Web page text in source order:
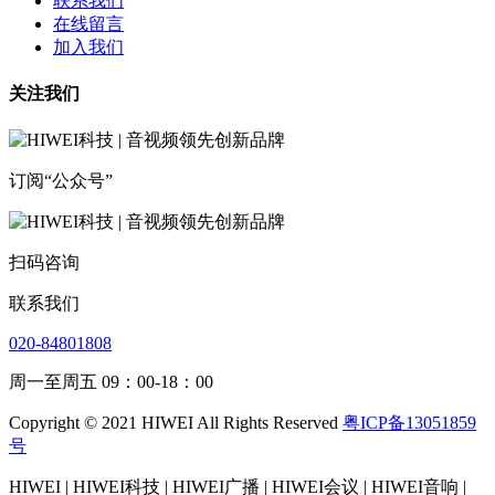
在线留言
加入我们
关注我们
订阅“公众号”
扫码咨询
联系我们
020-84801808
周一至周五 09：00-18：00
Copyright © 2021 HIWEI All Rights Reserved 粤ICP备13051859
号
HIWEI | HIWEI科技 | HIWEI广播 | HIWEI会议 | HIWEI音响 |